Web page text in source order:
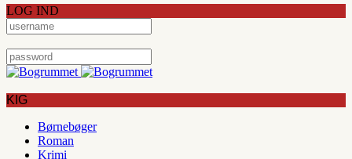
LOG IND
KIG
Børnebøger
Roman
Krimi